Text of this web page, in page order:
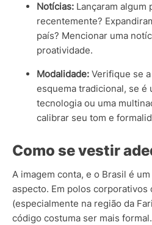
Notícias: Lançaram algum
recentemente?
país? Mencionar uma
proatividade.
Modalidade: Verifique se
esquema tradicional, se é
tecnologia ou uma
calibrar seu tom e
Como se vestir
A imagem conta, e o Brasil é
aspecto. Em polos corporativos
(especialmente na região da
código costuma ser mais